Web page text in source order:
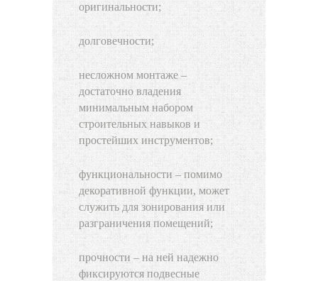
оригинальности;
долговечности;
несложном монтаже –
достаточно владения
минимальным набором
строительных навыков и
простейших инструментов;
функциональности – помимо
декоративной функции, может
служить для зонирования или
разграничения помещений;
прочности – на ней надежно
фиксируются подвесные